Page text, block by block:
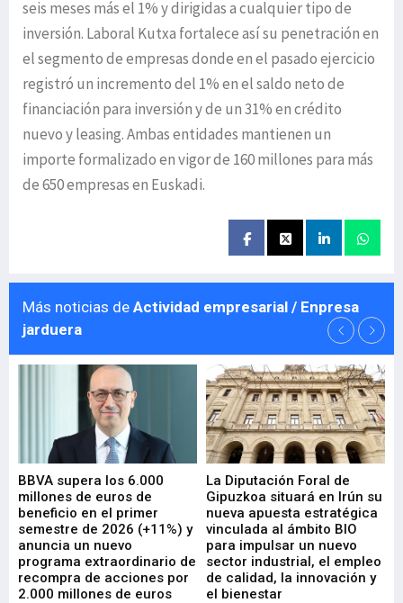
seis meses más el 1% y dirigidas a cualquier tipo de
inversión. Laboral Kutxa fortalece así su penetración en
el segmento de empresas donde en el pasado ejercicio
registró un incremento del 1% en el saldo neto de
financiación para inversión y de un 31% en crédito
nuevo y leasing. Ambas entidades mantienen un
importe formalizado en vigor de 160 millones para más
de 650 empresas en Euskadi.
Más noticias de Actividad empresarial / Enpresa
jarduera
BBVA supera los 6.000
millones de euros de
beneficio en el primer
semestre de 2026 (+11%) y
anuncia un nuevo
programa extraordinario de
recompra de acciones por
2.000 millones de euros
La Diputación Foral de
Gipuzkoa situará en Irún su
nueva apuesta estratégica
vinculada al ámbito BIO
para impulsar un nuevo
sector industrial, el empleo
de calidad, la innovación y
el bienestar